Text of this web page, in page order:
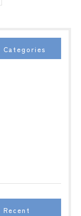
Categories
Recent